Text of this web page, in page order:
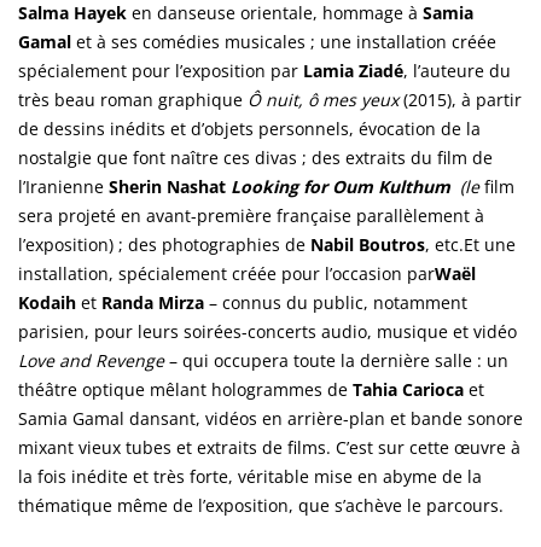
Salma Hayek en danseuse orientale, hommage à Samia
Gamal et à ses comédies musicales ; une installation créée
spécialement pour l’exposition par Lamia Ziadé, l’auteure du
très beau roman graphique Ô nuit, ô mes yeux(2015), à partir
de dessins inédits et d’objets personnels, évocation de la
nostalgie que font naître ces divas ; des extraits du film de
l’Iranienne Sherin Nashat Looking for Oum Kulthum (lefilm
sera projeté en avant-première française parallèlement à
l’exposition) ; des photographies de Nabil Boutros, etc.Et une
installation, spécialement créée pour l’occasion parWaël
Kodaih et Randa Mirza – connus du public, notamment
parisien, pour leurs soirées-concerts audio, musique et vidéo
Love and Revenge– qui occupera toute la dernière salle : un
théâtre optique mêlant hologrammes de Tahia Carioca et
Samia Gamal dansant, vidéos en arrière-plan et bande sonore
mixant vieux tubes et extraits de films. C’est sur cette œuvre à
la fois inédite et très forte, véritable mise en abyme de la
thématique même de l’exposition, que s’achève le parcours.